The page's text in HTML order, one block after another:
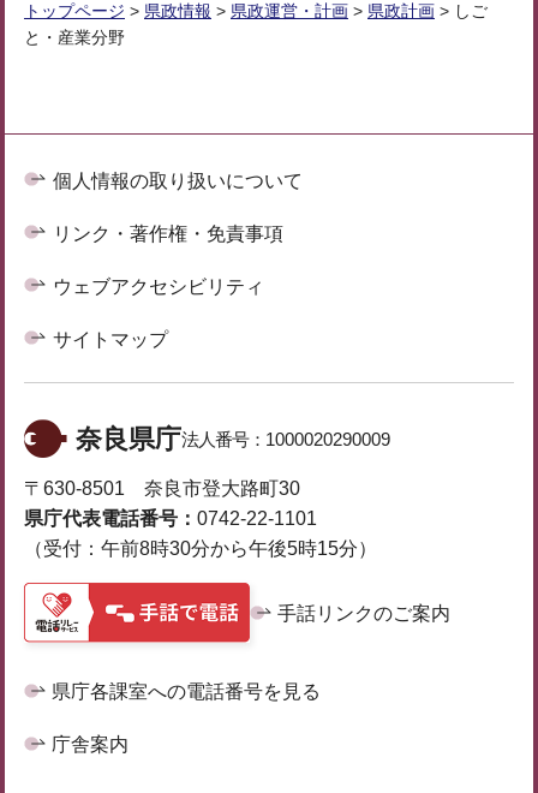
トップページ > 県政情報 > 県政運営・計画 > 県政計画 > しご
と・産業分野
個人情報の取り扱いについて
リンク・著作権・免責事項
ウェブアクセシビリティ
サイトマップ
奈良県庁法人番号： 1000020290009
〒630-8501 奈良市登大路町30
県庁代表電話番号： 0742-22-1101
（受付：午前8時30分から午後5時15分）
手話リンクのご案内
県庁各課室への電話番号を見る
庁舎案内